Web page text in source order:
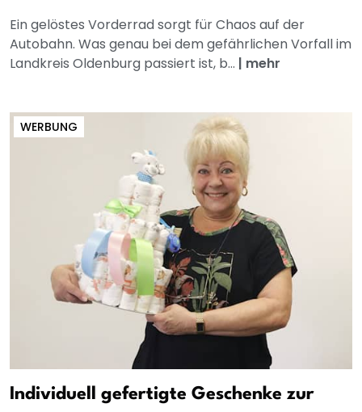
Ein gelöstes Vorderrad sorgt für Chaos auf der
Autobahn. Was genau bei dem gefährlichen Vorfall im
Landkreis Oldenburg passiert ist, b... | mehr
WERBUNG
Individuell gefertigte Geschenke zur